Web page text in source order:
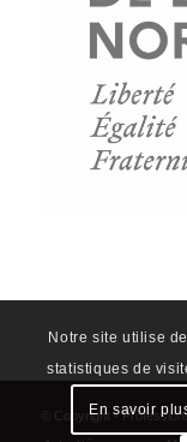
Notre site utilise
statistiques de
En savoir